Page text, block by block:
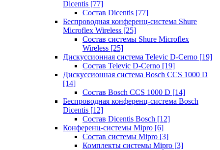
Dicentis [77]
Состав Dicentis [77]
Беспроводная конференц-система Shure
Microflex Wireless [25]
Состав системы Shure Microflex
Wireless [25]
Дискуссионная система Televic D-Cerno [19]
Состав Televic D-Cerno [19]
Дискуссионная система Bosch CCS 1000 D
[14]
Состав Bosch CCS 1000 D [14]
Беспроводная конференц-система Bosch
Dicentis [12]
Состав Dicentis Bosch [12]
Конференц-системы Mipro [6]
Состав системы Mipro [3]
Комплекты системы Mipro [3]